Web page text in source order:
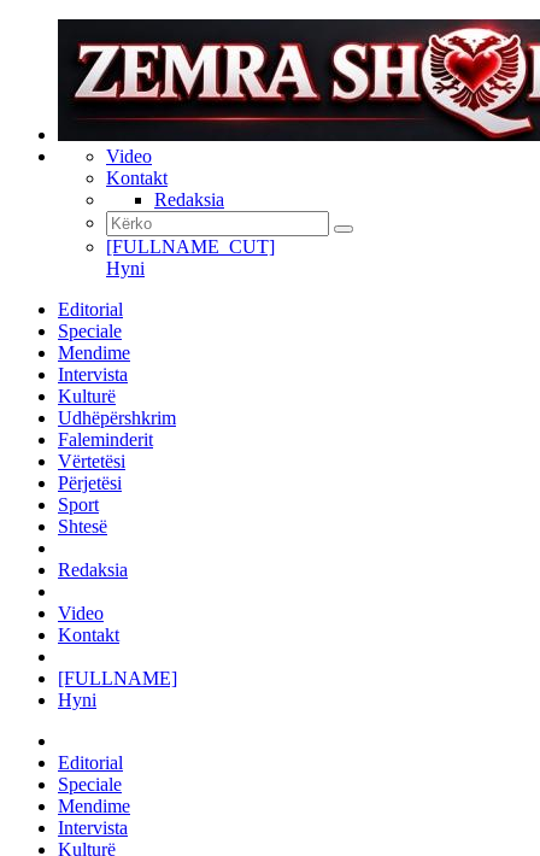
Video
Kontakt
Redaksia
[FULLNAME_CUT]
Hyni
Editorial
Speciale
Mendime
Intervista
Kulturë
Udhëpërshkrim
Faleminderit
Vërtetësi
Përjetësi
Sport
Shtesë
Redaksia
Video
Kontakt
[FULLNAME]
Hyni
Editorial
Speciale
Mendime
Intervista
Kulturë